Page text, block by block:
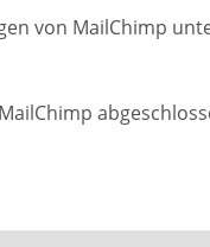
von MailChimp